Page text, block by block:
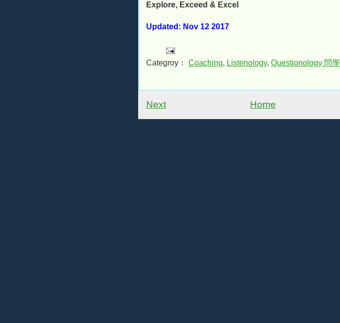
Explore, Exceed & Excel
Updated: Nov 12 2017
Categroy： Coaching, Listenology, Questionology 問學
Next Home